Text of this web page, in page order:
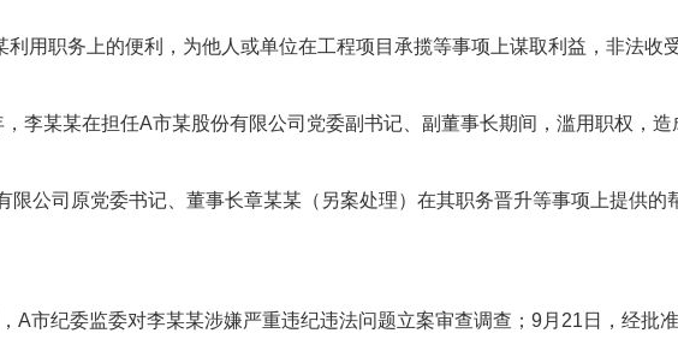
职务上的便利，为他人或单位在工程项目承揽等事项上谋取利益，非法收
某某在担任A市某股份有限公司党委副书记、副董事长期间，滥用职权，造
公司原党委书记、董事长章某某（另案处理）在其职务晋升等事项上提供的
纪委监委对李某某涉嫌严重违纪违法问题立案审查调查；9月21日，经批